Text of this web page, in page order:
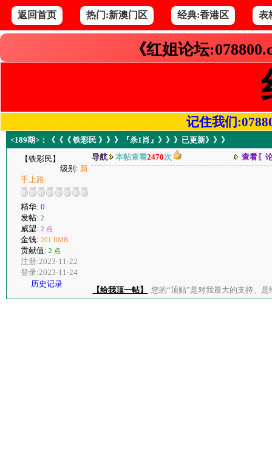
返回首页 热门:新澳门区 经典:香港区 表
《红姐论坛
记住我们
<189期>：《《《 铁彩民 》》》『杀1肖』》》》已更新》》》
【铁彩民】
级别: 新
手上路
精华: 0
发帖: 2
威望: 2 点
金钱: 201 RMB
贡献值: 2 点
注册:2023-11-22
登录:2023-11-24
历史记录
导航 本帖查看2470次 查看〖
【给我顶一帖】 您的“顶贴”是对我最大的支持、